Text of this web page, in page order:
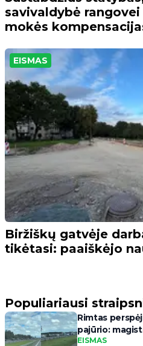
savivaldybė
mokės
EISMAS
Biržiškų gatvėje
tikėtasi: paaiškėjo
Populiariausi
Rimtas
pajūrio:
EISMAS